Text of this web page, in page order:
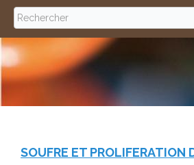
S
e
a
c
SOUFRE ET PROLIFERATION